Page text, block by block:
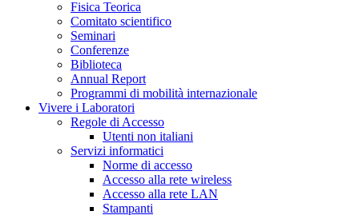
Fisica Teorica
Comitato scientifico
Seminari
Conferenze
Biblioteca
Annual Report
Programmi di mobilità internazionale
Vivere i Laboratori
Regole di Accesso
Utenti non italiani
Servizi informatici
Norme di accesso
Accesso alla rete wireless
Accesso alla rete LAN
Stampanti